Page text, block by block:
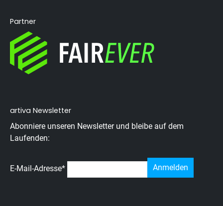
Partner
artiva Newsletter
Abonniere unseren Newsletter und bleibe auf dem
Laufenden:
E-Mail-Adresse*